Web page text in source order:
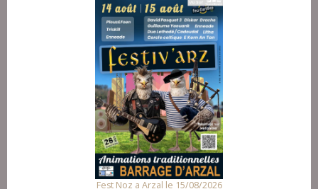
Fest Noz a Arzal le 15/08/2026